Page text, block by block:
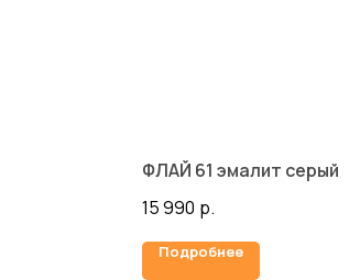
ФЛАЙ 61 эмалит серый
15 990 р.
Подробнее